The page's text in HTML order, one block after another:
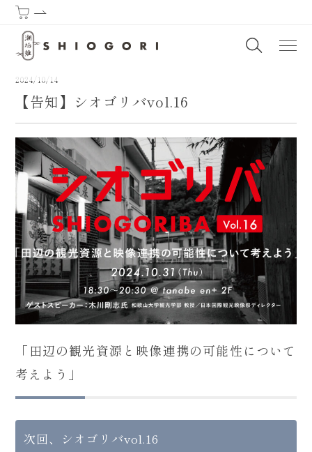
潮垢離からはじまる熊野古道 | SHIOGORI (Purification by the
2024/10/14
【告知】シオゴリバvol.16
「田辺の観光資源と映像連携の可能性について
考えよう」
次回、シオゴリバvol.16